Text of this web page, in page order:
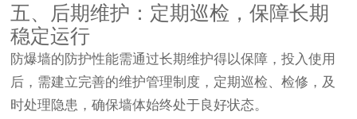
五、后期维护：定期巡检，保障长期
稳定运行
防爆墙的防护性能需通过长期维护得以保障，投入使用
后，需建立完善的维护管理制度，定期巡检、检修，及
时处理隐患，确保墙体始终处于良好状态。